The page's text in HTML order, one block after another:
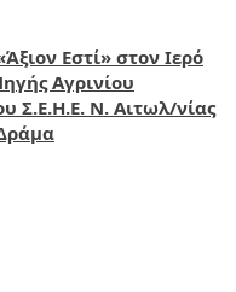
Εστί» στον Ιερό
Αγρινίου
Σ.Ε.Η.Ε. Ν. Αιτωλ/νίας